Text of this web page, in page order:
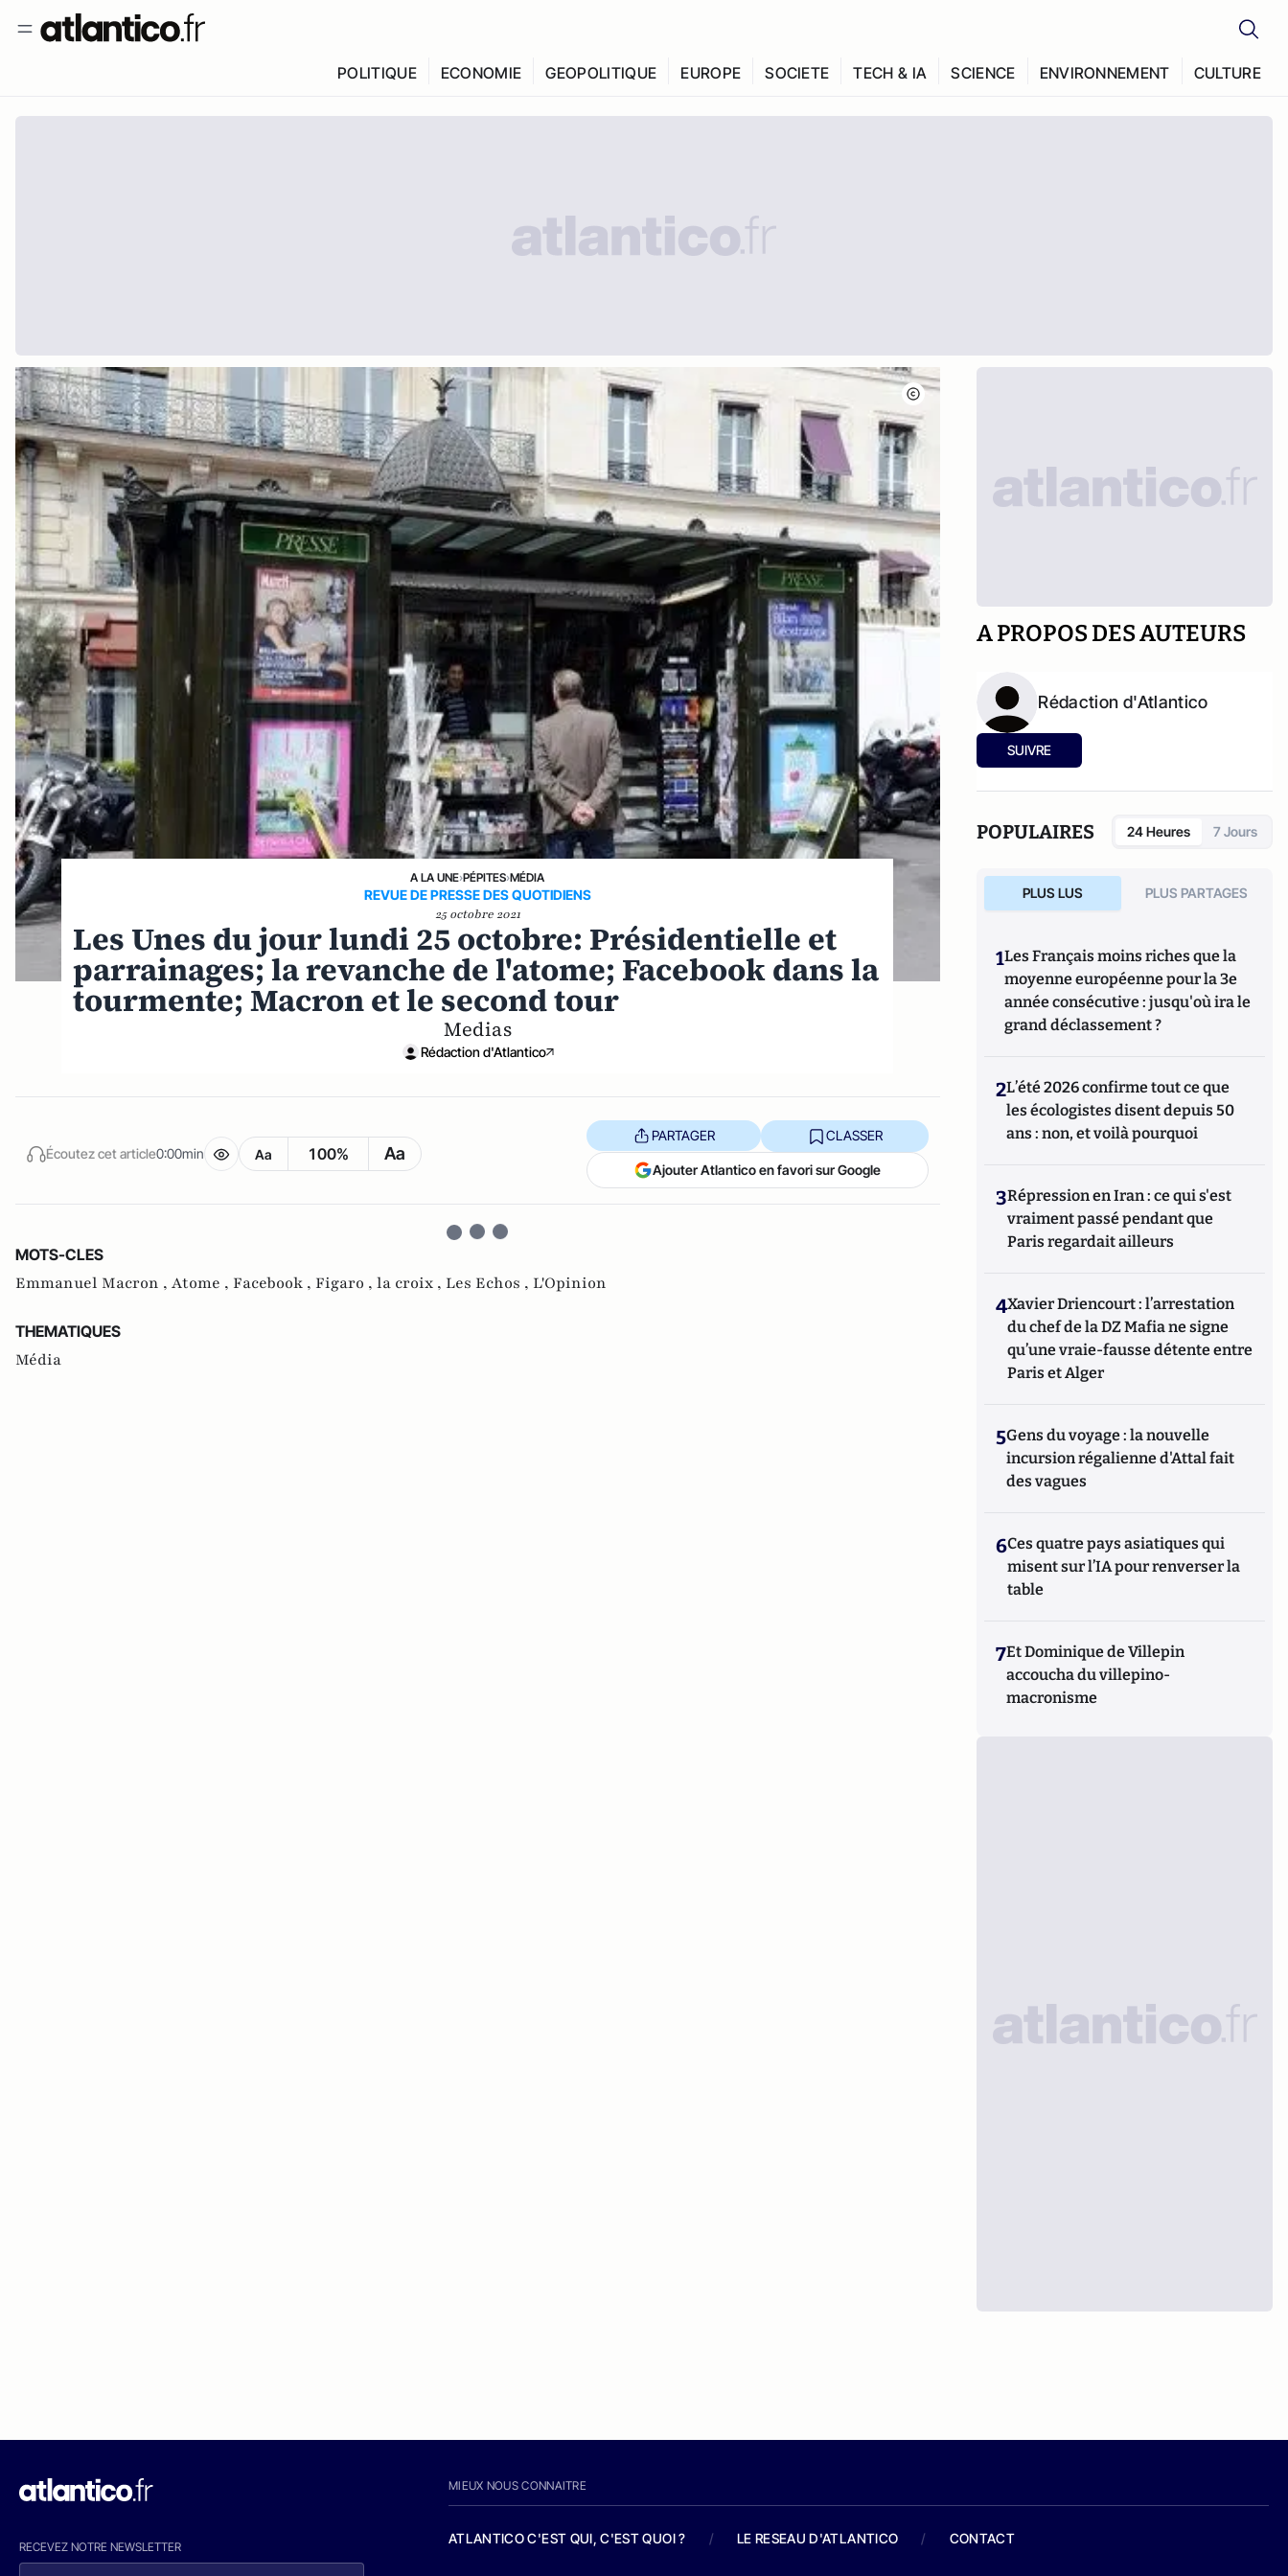
POLITIQUE ECONOMIE GEOPOLITIQUE EUROPE SOCIETE TECH & IA SCIENCE ENVIRONNEMENT CULTURE
A LA UNE›PÉPITES›MÉDIA
REVUE DE PRESSE DES QUOTIDIENS
25 octobre 2021
Les Unes du jour lundi 25 octobre: Présidentielle et
parrainages; la revanche de l'atome; Facebook dans la
tourmente; Macron et le second tour
Medias
Rédaction d'Atlantico
Écoutez cet article0:00min Aa 100% Aa
PARTAGER CLASSER
Ajouter Atlantico en favori sur Google
MOTS-CLES
Emmanuel Macron , Atome , Facebook , Figaro , la croix , Les Echos , L'Opinion
THEMATIQUES
Média
A PROPOS DES AUTEURS
Rédaction d'Atlantico
SUIVRE
POPULAIRES 24 Heures 7 Jours
PLUS LUS PLUS PARTAGES
1Les Français moins riches que la
moyenne européenne pour la 3e
année consécutive : jusqu'où ira le
grand déclassement ?
2L’été 2026 confirme tout ce que
les écologistes disent depuis 50
ans : non, et voilà pourquoi
3Répression en Iran : ce qui s'est
vraiment passé pendant que
Paris regardait ailleurs
4Xavier Driencourt : l’arrestation
du chef de la DZ Mafia ne signe
qu’une vraie-fausse détente entre
Paris et Alger
5Gens du voyage : la nouvelle
incursion régalienne d'Attal fait
des vagues
6Ces quatre pays asiatiques qui
misent sur l’IA pour renverser la
table
7Et Dominique de Villepin
accoucha du villepino-
macronisme
RECEVEZ NOTRE NEWSLETTER
MIEUX NOUS CONNAITRE
ATLANTICO C'EST QUI, C'EST QUOI ? / LE RESEAU D'ATLANTICO / CONTACT